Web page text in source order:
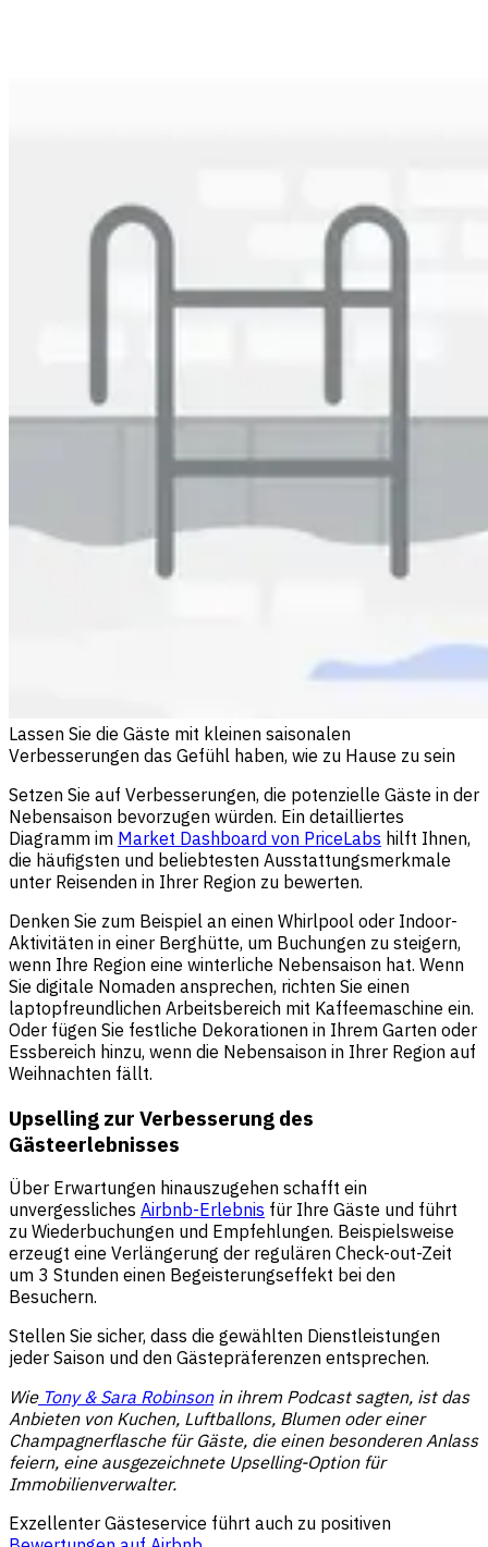
Lassen Sie die Gäste mit kleinen saisonalen
Verbesserungen das Gefühl haben, wie zu Hause zu sein
Setzen Sie auf Verbesserungen, die potenzielle Gäste in der
Nebensaison bevorzugen würden. Ein detailliertes
Diagramm im Market Dashboard von PriceLabs hilft Ihnen,
die häufigsten und beliebtesten Ausstattungsmerkmale
unter Reisenden in Ihrer Region zu bewerten.
Denken Sie zum Beispiel an einen Whirlpool oder Indoor-
Aktivitäten in einer Berghütte, um Buchungen zu steigern,
wenn Ihre Region eine winterliche Nebensaison hat. Wenn
Sie digitale Nomaden ansprechen, richten Sie einen
laptopfreundlichen Arbeitsbereich mit Kaffeemaschine ein.
Oder fügen Sie festliche Dekorationen in Ihrem Garten oder
Essbereich hinzu, wenn die Nebensaison in Ihrer Region auf
Weihnachten fällt.
Upselling zur Verbesserung des
Gästeerlebnisses
Über Erwartungen hinauszugehen schafft ein
unvergessliches Airbnb-Erlebnis für Ihre Gäste und führt
zu Wiederbuchungen und Empfehlungen. Beispielsweise
erzeugt eine Verlängerung der regulären Check-out-Zeit
um 3 Stunden einen Begeisterungseffekt bei den
Besuchern.
Stellen Sie sicher, dass die gewählten Dienstleistungen
jeder Saison und den Gästepräferenzen entsprechen.
WieTony & Sara Robinsonin ihrem Podcast sagten, ist das
Anbieten von Kuchen, Luftballons, Blumen oder einer
Champagnerflasche für Gäste, die einen besonderen Anlass
feiern, eine ausgezeichnete Upselling-Option für
Immobilienverwalter.
Exzellenter Gästeservice führt auch zu positiven